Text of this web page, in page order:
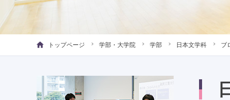
トップページ 学部・大学院 学部 日本文学科 ブ